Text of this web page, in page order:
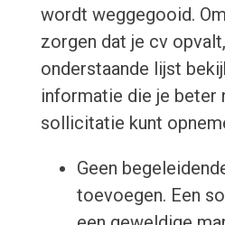
wordt weggegooid.
zorgen dat je cv
onderstaande lijst
informatie die je beter
sollicitatie kunt
Geen
toevoegen. Een